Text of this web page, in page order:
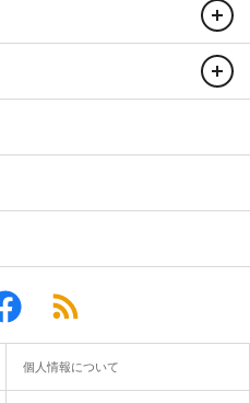
個人情報について